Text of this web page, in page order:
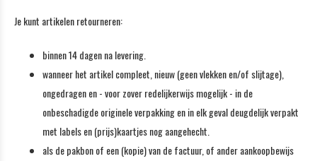
Je kunt artikelen retourneren:
binnen 14 dagen na levering.
wanneer het artikel compleet, nieuw (geen vlekken en/of slijtage),
ongedragen en - voor zover redelijkerwijs mogelijk - in de
onbeschadigde originele verpakking en in elk geval deugdelijk verpakt
met labels en (prijs)kaartjes nog aangehecht.
als de pakbon of een (kopie) van de factuur, of ander aankoopbewijs